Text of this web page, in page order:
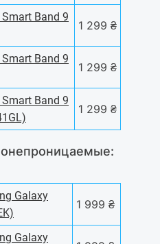
Band 9
1 299 ₴
Band 9
1 299 ₴
Band 9
1 299 ₴
Galaxy
1 999 ₴
Galaxy